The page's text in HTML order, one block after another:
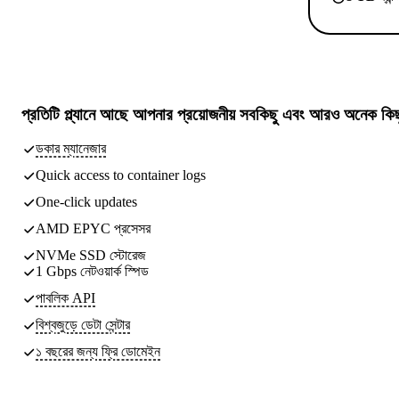
প্রতিটি প্ল্যানে আছেআপনার প্রয়োজনীয় সবকিছুএবং আরও অনেক
ডকার ম্যানেজার
Quick access to container logs
One-click updates
AMD EPYC প্রসেসর
NVMe SSD স্টোরেজ
1 Gbps নেটওয়ার্ক স্পিড
পাবলিক API
বিশ্বজুড়ে ডেটা সেন্টার
১ বছরের জন্য ফ্রি ডোমেইন